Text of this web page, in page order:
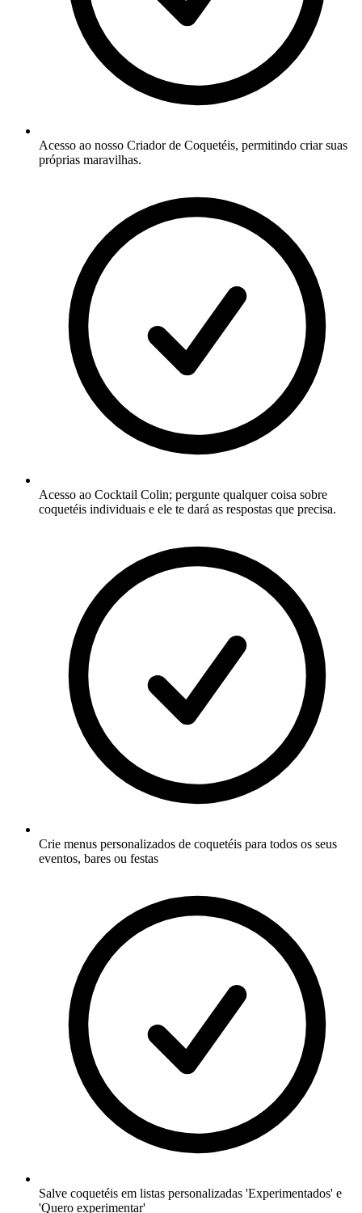
Acesso ao nosso Criador de Coquetéis, permitindo criar suas
próprias maravilhas.
Acesso ao Cocktail Colin; pergunte qualquer coisa sobre
coquetéis individuais e ele te dará as respostas que precisa.
Crie menus personalizados de coquetéis para todos os seus
eventos, bares ou festas
Salve coquetéis em listas personalizadas 'Experimentados' e
'Quero experimentar'